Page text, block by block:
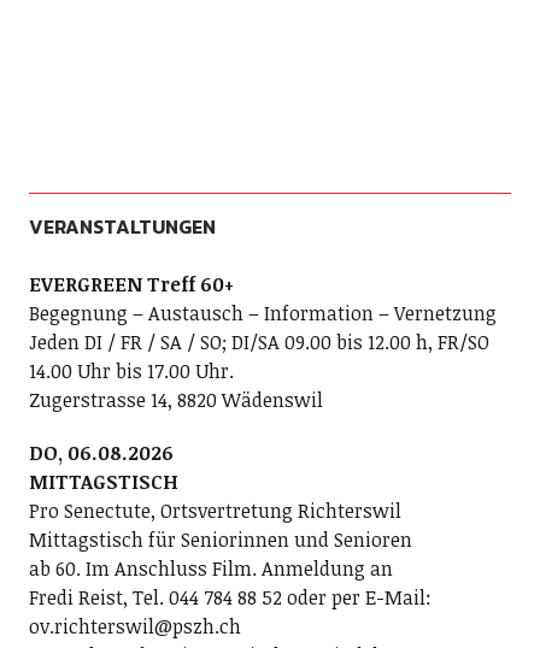
VERANSTALTUNGEN
EVERGREEN Treff 60+
Begegnung – Austausch – Information – Vernetzung
Jeden DI / FR / SA / SO; DI/SA 09.00 bis 12.00 h, FR/SO
14.00 Uhr bis 17.00 Uhr.
Zugerstrasse 14, 8820 Wädenswil
DO, 06.08.2026
MITTAGSTISCH
Pro Senectute, Ortsvertretung Richterswil
Mittagstisch für Seniorinnen und Senioren
ab 60. Im Anschluss Film. Anmeldung an
Fredi Reist, Tel. 044 784 88 52 oder per E-Mail:
ov.richterswil@pszh.ch